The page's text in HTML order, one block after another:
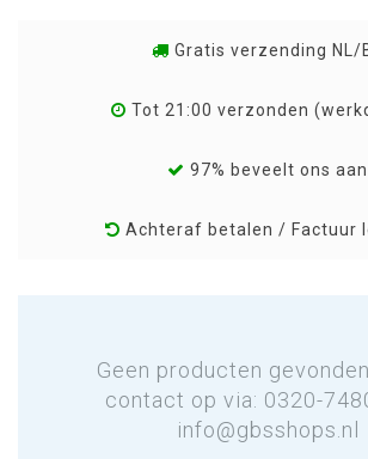
Gratis verzending NL/
Tot 21:00 verzonden
97% beveelt ons aan
Achteraf betalen / Factuur
Geen producten
contact op via: 0320-
info@gbsshops.nl